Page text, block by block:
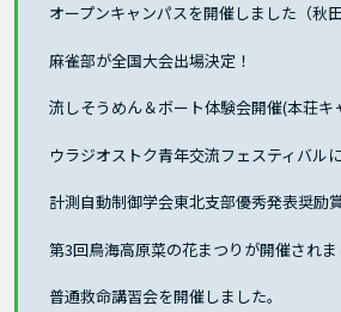
オープンキャンパスを開催しました（秋
麻雀部が全国大会出場決定！
流しそうめん＆ボート体験会開催(本荘キ
ウラジオストク青年交流フェスティバル
計測自動制御学会東北支部優秀発表奨励
第3回鳥海高原菜の花まつりが開催されま
普通救命講習会を開催しました。